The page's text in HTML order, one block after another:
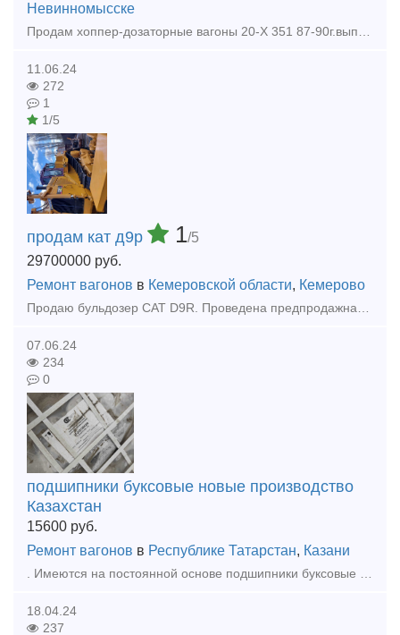
Невинномысске
Продам хоппер-дозаторные вагоны 20-Х 351 87-90г.выпуска, на пути собственного пользования! Вналичии 54 шт, так же имеется много другой ж.д техники!
11.06.24
272
1
1/5
продам кат д9р 1/5
29700000 руб.
Ремонт вагонов в Кемеровской области, Кемерово
Продаю бульдозер CAT D9R. Проведена предпродажная подготовка, тнвд проверен и отрегулирован на стенде. Ходовая система, гидравлика, КПП, фрикционы в отличном состоянии, сегменты натяжные колеса (ленив
07.06.24
234
0
подшипники буксовые новые производство
Казахстан
15600 руб.
Ремонт вагонов в Республике Татарстан, Казани
. Имеются на постоянной основе подшипники буксовые казахстанские, парные, упаковка не вскрывается. Паспорта на месте. Цена 15600 с ндс за 1 штуку . Всегда наличии партия 1008 шт. Паспорта и фото пре
18.04.24
237